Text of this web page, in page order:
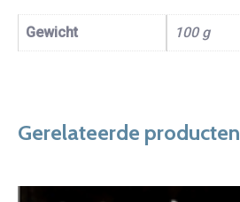
Gewicht 100 g
Gerelateerde producten